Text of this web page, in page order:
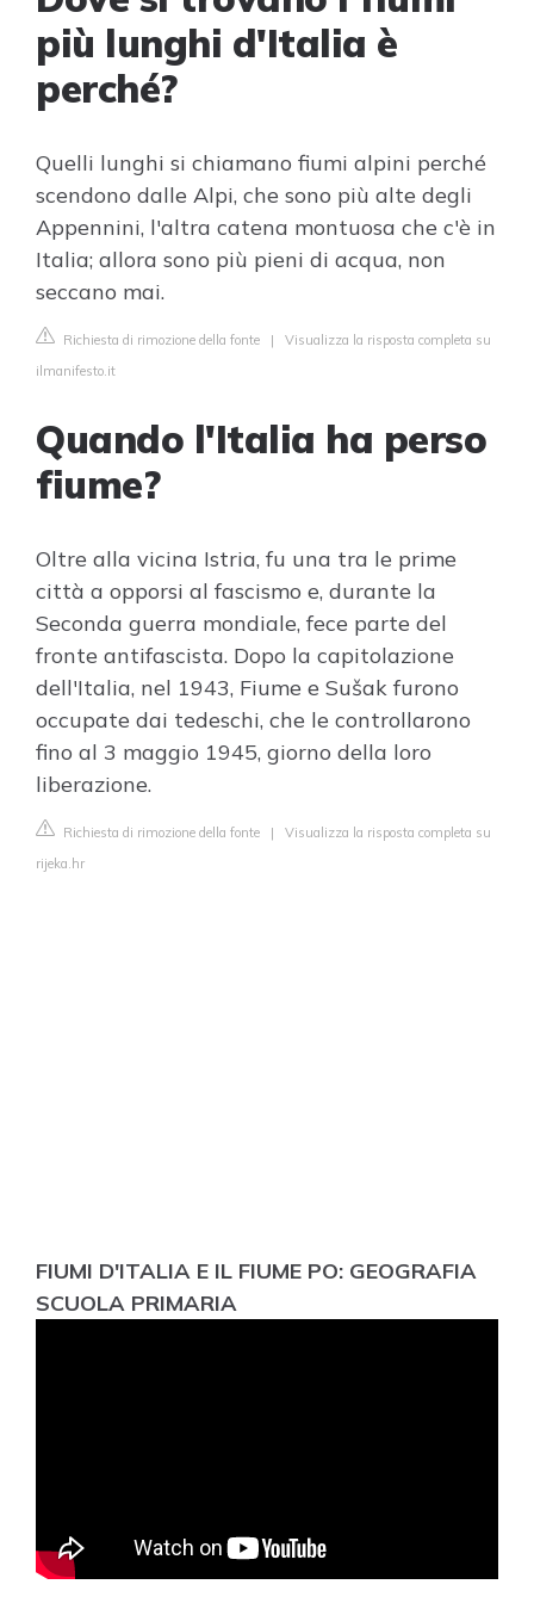
più lunghi d'Italia è
perché?
Quelli lunghi si chiamano fiumi alpini perché
scendono dalle Alpi, che sono più alte degli
Appennini, l'altra catena montuosa che c'è in
Italia; allora sono più pieni di acqua, non
seccano mai.
Richiesta di rimozione della fonte | Visualizza la risposta completa su
ilmanifesto.it
Quando l'Italia ha perso
fiume?
Oltre alla vicina Istria, fu una tra le prime
città a opporsi al fascismo e, durante la
Seconda guerra mondiale, fece parte del
fronte antifascista. Dopo la capitolazione
dell'Italia, nel 1943, Fiume e Sušak furono
occupate dai tedeschi, che le controllarono
fino al 3 maggio 1945, giorno della loro
liberazione.
Richiesta di rimozione della fonte | Visualizza la risposta completa su
rijeka.hr
FIUMI D'ITALIA E IL FIUME PO: GEOGRAFIA
SCUOLA PRIMARIA